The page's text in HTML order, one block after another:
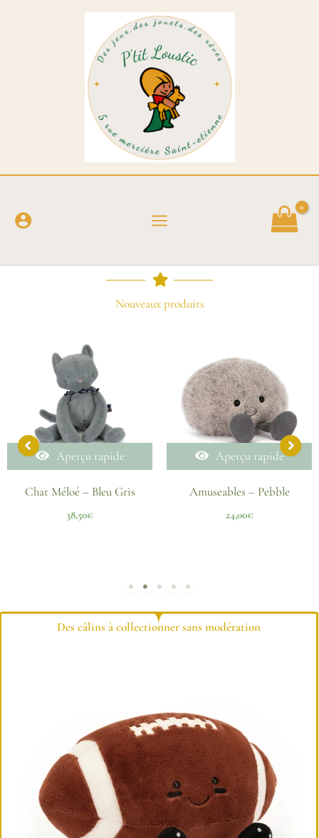
Nouveaux produits
Aperçu rapide
Chat Méloé – Bleu Gris
38,50€
Aperçu rapide
Amuseables – Pebble
24,00€
Des câlins à collectionner sans modération